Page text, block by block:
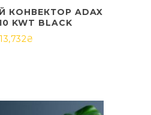
КОНВЕКТОР ADAX
KWT BLACK
13,732₴